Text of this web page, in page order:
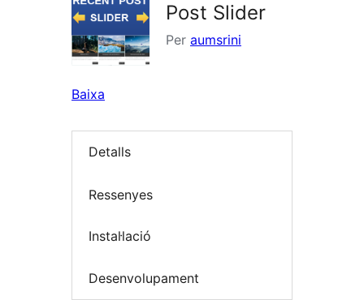
Post Slider
Per aumsrini
Baixa
Detalls
Ressenyes
Instal·lació
Desenvolupament